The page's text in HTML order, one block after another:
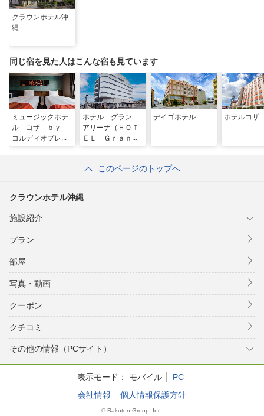
クラウンホテル沖
縄
同じ宿を見た人はこんな宿も見ています
ミュージックホテ
ル コザ ｂｙ
コルディオプレミ
ホテル グラン
アリーナ（ＨＯＴ
ＥＬ Ｇｒａｎ
デイゴホテル ホテルコザ
このページのトップへ
クラウンホテル沖縄
施設紹介
プラン
部屋
写真・動画
クーポン
クチコミ
その他の情報（PCサイト）
表示モード： モバイル
PC
会社情報
個人情報保護方針
© Rakuten Group, Inc.